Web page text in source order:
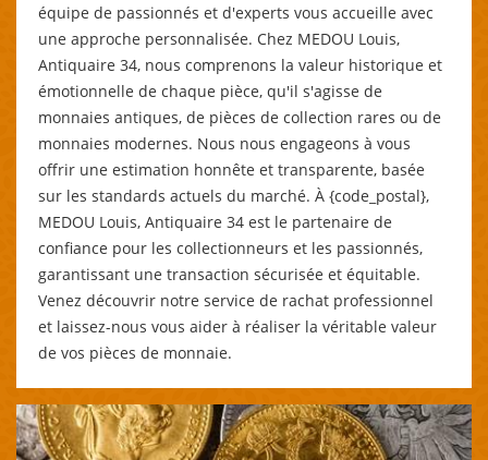
équipe de passionnés et d'experts vous accueille avec
une approche personnalisée. Chez MEDOU Louis,
Antiquaire 34, nous comprenons la valeur historique et
émotionnelle de chaque pièce, qu'il s'agisse de
monnaies antiques, de pièces de collection rares ou de
monnaies modernes. Nous nous engageons à vous
offrir une estimation honnête et transparente, basée
sur les standards actuels du marché. À {code_postal},
MEDOU Louis, Antiquaire 34 est le partenaire de
confiance pour les collectionneurs et les passionnés,
garantissant une transaction sécurisée et équitable.
Venez découvrir notre service de rachat professionnel
et laissez-nous vous aider à réaliser la véritable valeur
de vos pièces de monnaie.